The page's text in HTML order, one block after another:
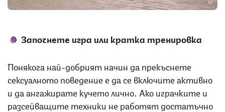
Започнете игра или кратка тренировка
Понякога най-добрият начин да прекъснете
сексуалното поведение е да се включите активно
и да ангажирате кучето лично. Ако играчките и
разсейващите техники не работят достатъчно